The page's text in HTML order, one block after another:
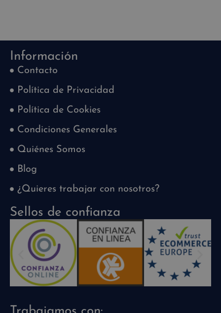
Información
Contacto
Política de Privacidad
Política de Cookies
Condiciones Generales
Quiénes Somos
Blog
¿Quieres trabajar con nosotros?
Sellos de confianza